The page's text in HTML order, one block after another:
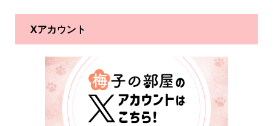
Xアカウント